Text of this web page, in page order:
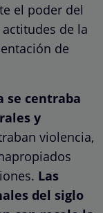
el poder del
de la
de
se centraba
y
violencia,
Las
del siglo